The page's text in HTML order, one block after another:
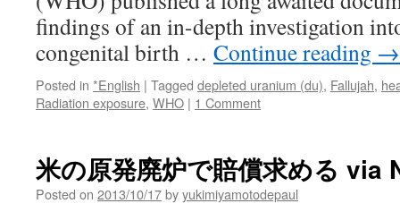
ず」
＝
再
稼
全
最
優
findings of an in-depth investigation
congenital birth … Continue reading →
Posted in *English | Tagged depleted uranium (du), Fallujah,
Radiation exposure, WHO | 1 Comment
米の原発廃炉で賠償求める via
Posted on 2013/10/17byyukimiyamotodepaul